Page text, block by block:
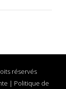
réservés
| Politique de